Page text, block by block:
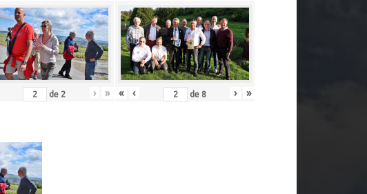
de 2 › » « ‹ de 8 › »